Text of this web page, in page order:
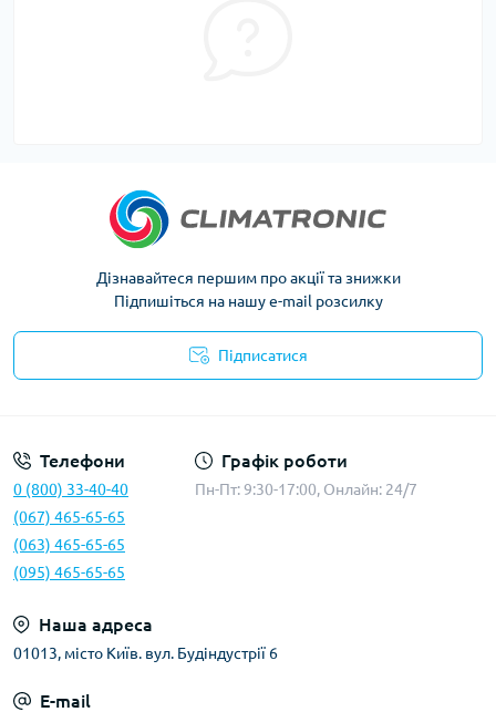
Дізнавайтеся першим про акції та знижки
Підпишіться на нашу e-mail розсилку
Підписатися
Телефони
0 (800) 33-40-40
(067) 465-65-65
(063) 465-65-65
(095) 465-65-65
Графік роботи
Пн-Пт: 9:30-17:00, Онлайн: 24/7
Наша адреса
01013, місто Київ. вул. Будіндустрії 6
E-mail